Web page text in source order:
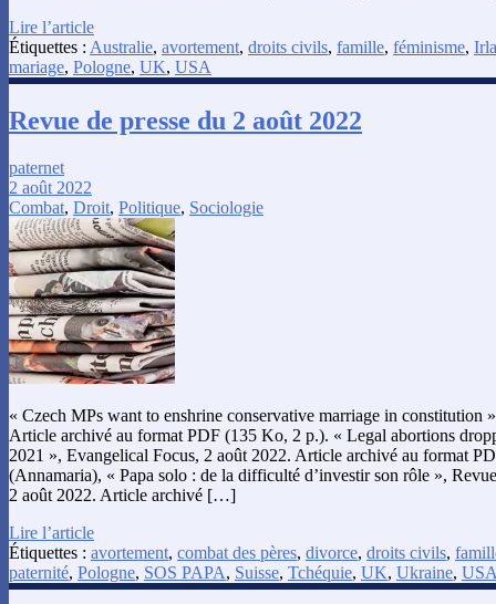
Lire l’article
Étiquettes : Australie, avortement, droits civils, famille, féminisme,
mariage, Pologne, UK, USA
Revue de presse du 2 août 2022
paternet
2 août 2022
Combat, Droit, Politique, Sociologie
« Czech MPs want to enshrine conservative marriage in constitution
Article archivé au format PDF (135 Ko, 2 p.). « Legal abortions
2021 », Evangelical Focus, 2 août 2022. Article archivé au format
(Annamaria), « Papa solo : de la difficulté d’investir son rôle »,
2 août 2022. Article archivé […]
Lire l’article
Étiquettes : avortement, combat des pères, divorce, droits civils,
paternité, Pologne, SOS PAPA, Suisse, Tchéquie, UK, Ukraine,